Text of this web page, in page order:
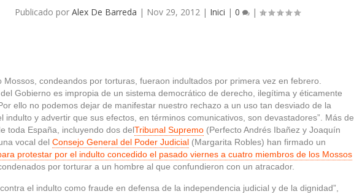
Publicado por Alex De Barreda | Nov 29, 2012| Inici | 0 |
Gobierno es impropia de un sistema democrático de derecho, ilegítima y éticamente
ello no podemos dejar de manifestar nuestro rechazo a un uso tan desviado de la
indulto y advertir que sus efectos, en términos comunicativos, son devastadores”. Más de
toda España, incluyendo dos delTribunal Supremo(Perfecto Andrés Ibañez y Joaquín
vocal del Consejo General del Poder Judicial(Margarita Robles) han firmado un
protestar por el indulto concedido el pasado viernes a cuatro miembros de los Mossos
por torturar a un hombre al que confundieron con un atracador.
el indulto como fraude en defensa de la independencia judicial y de la dignidad”,